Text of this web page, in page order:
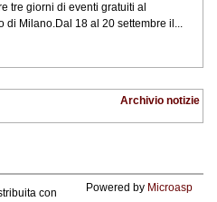
tre giorni di eventi gratuiti al
di Milano.Dal 18 al 20 settembre il...
Archivio notizie
con Powered by Microasp